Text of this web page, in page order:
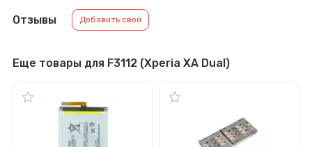
Отзывы Добавить свой
Еще товары для F3112 (Xperia XA Dual)